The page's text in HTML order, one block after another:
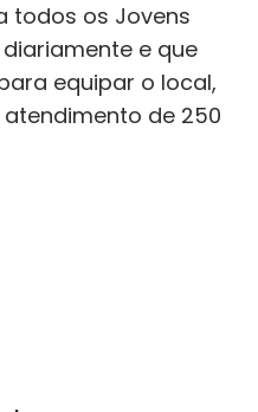
todos os Jovens
e que
equipar o local,
de 250